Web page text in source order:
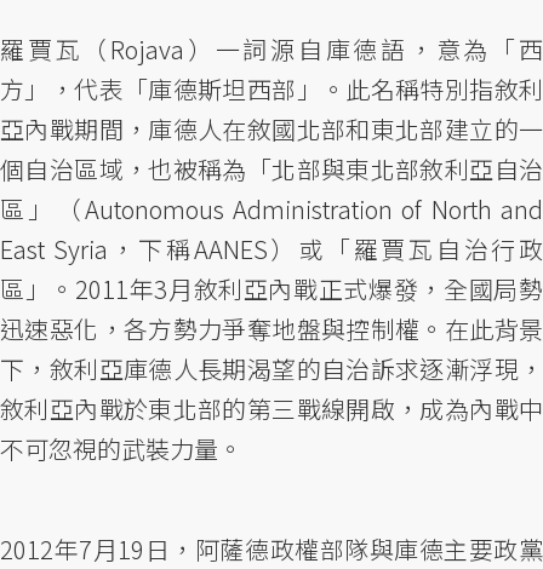
羅賈瓦（Rojava）一詞源自庫德語，意為「西
方」，代表「庫德斯坦西部」。此名稱特別指敘利
亞內戰期間，庫德人在敘國北部和東北部建立的一
個自治區域，也被稱為「北部與東北部敘利亞自治
區」（Autonomous Administration of North and
East Syria，下稱AANES）或「羅賈瓦自治行政
區」。2011年3月敘利亞內戰正式爆發，全國局勢
迅速惡化，各方勢力爭奪地盤與控制權。在此背景
下，敘利亞庫德人長期渴望的自治訴求逐漸浮現，
敘利亞內戰於東北部的第三戰線開啟，成為內戰中
不可忽視的武裝力量。
2012年7月19日，阿薩德政權部隊與庫德主要政黨